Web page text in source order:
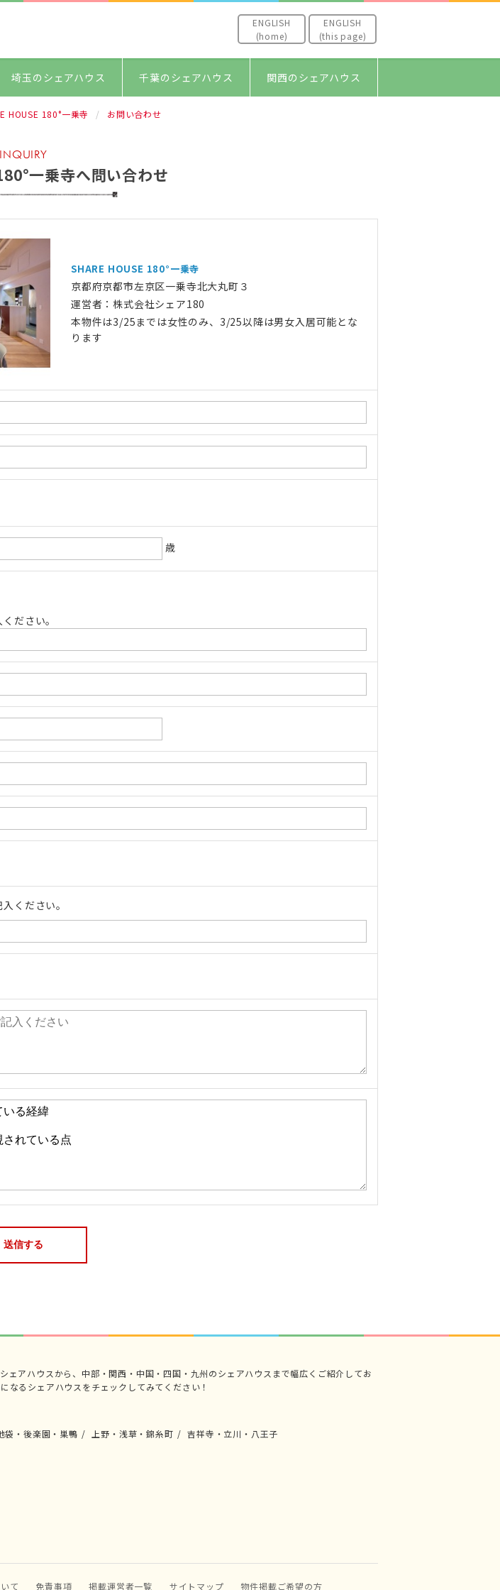
ENGLISH
(home)
ENGLISH
(this page)
埼玉のシェアハウス 千葉のシェアハウス 関西のシェアハウス
HOUSE 180°一乗寺 お問い合わせ
INQUIRY
一乗寺へ問い合わせ
SHARE HOUSE 180°一乗寺
京都府京都市左京区一乗寺北大丸町３
運営者：株式会社シェア180
本物件は3/25までは女性のみ、3/25以降は男女入居可能とな
ります
歳
ださい。
ください。
ェアハウスから、中部・関西・中国・四国・九州のシェアハウスまで幅広くご紹介してお
なるシェアハウスをチェックしてみてください！
袋・後楽園・巣鴨 上野・浅草・錦糸町
吉祥寺・立川・八王子
て 免責事項 掲載運営者一覧 サイトマップ 物件掲載ご希望の方